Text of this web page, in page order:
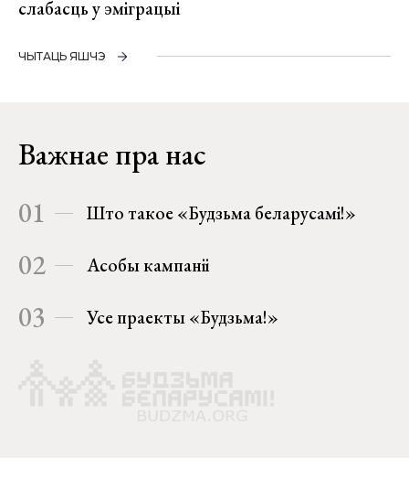
слабасць у эміграцыі
ЧЫТАЦЬ ЯШЧЭ
Важнае пра нас
01 Што такое «Будзьма беларусамі!»
02 Асобы кампаніі
03 Усе праекты «Будзьма!»